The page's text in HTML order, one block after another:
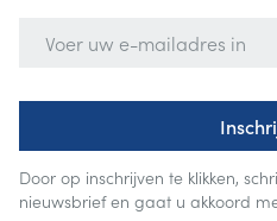
Door op inschrijven te klikken,
nieuwsbrief en gaat u akkoord